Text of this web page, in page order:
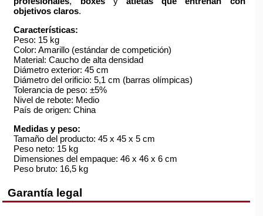
objetivos claros.
Características:
Peso: 15 kg
Color: Amarillo (estándar de competición)
Material: Caucho de alta densidad
Diámetro exterior: 45 cm
Diámetro del orificio: 5,1 cm (barras olímpicas)
Tolerancia de peso: ±5%
Nivel de rebote: Medio
País de origen: China
Medidas y peso:
Tamaño del producto: 45 x 45 x 5 cm
Peso neto: 15 kg
Dimensiones del empaque: 46 x 46 x 6 cm
Peso bruto: 16,5 kg
Garantía legal